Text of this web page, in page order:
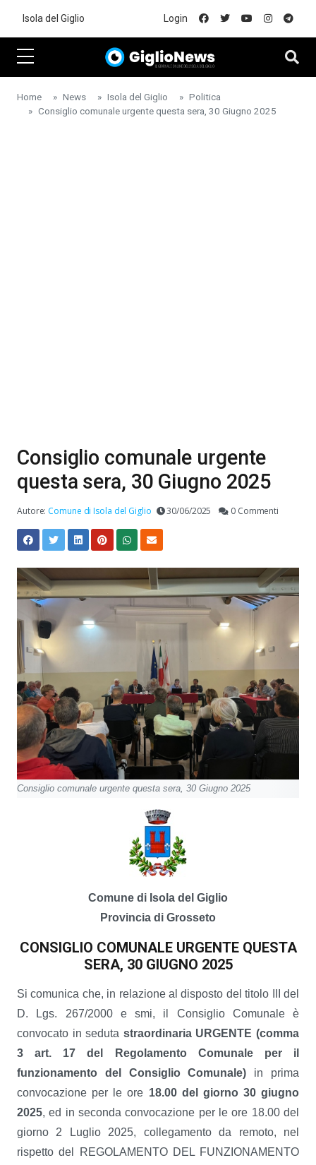
Isola del Giglio Login
Home News Isola del Giglio
Politica
Consiglio comunale urgente questa sera, 30 Giugno 2025
Consiglio comunale urgente
questa sera, 30 Giugno 2025
Autore: Comune di Isola del Giglio 30/06/2025 0 Commenti
Consiglio comunale urgente questa sera, 30 Giugno 2025
Comune di Isola del Giglio
Provincia di Grosseto
CONSIGLIO COMUNALE URGENTE QUESTA
SERA, 30 GIUGNO 2025
Si comunica che, in relazione al disposto del titolo III del
D. Lgs. 267/2000 e smi, il Consiglio Comunale è
convocato in seduta straordinaria URGENTE (comma
3 art. 17 del Regolamento Comunale per il
funzionamento del Consiglio Comunale) in prima
convocazione per le ore 18.00 del giorno 30 giugno
2025, ed in seconda convocazione per le ore 18.00 del
giorno 2 Luglio 2025, collegamento da remoto, nel
rispetto del REGOLAMENTO DEL FUNZIONAMENTO